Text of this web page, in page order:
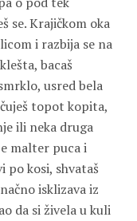
se. Krajičkom oka
i razbija se na
bacaš
usred bela
topot kopita,
ili neka druga
malter puca i
po kosi, shvataš
isklizava iz
da si živela u kuli